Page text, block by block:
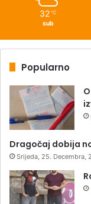
32 ℃
sub
Popularno
Dragočaj dobija
Srijeda, 25. Decembra,